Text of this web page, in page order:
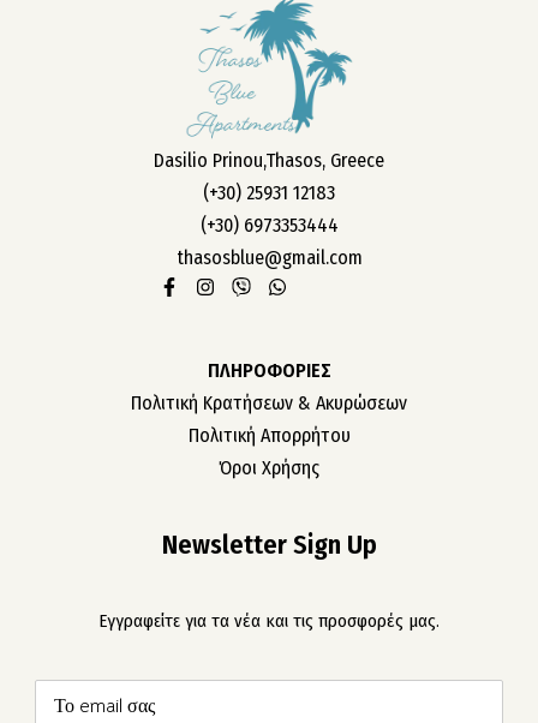
Dasilio Prinou,Thasos, Greece
(+30) 25931 12183
(+30) 6973353444
thasosblue@gmail.com
ΠΛΗΡΟΦΟΡΙΕΣ
Πολιτική Κρατήσεων & Ακυρώσεων
Πολιτική Απορρήτου
Όροι Χρήσης
Newsletter Sign Up
Εγγραφείτε για τα νέα και τις προσφορές μας.